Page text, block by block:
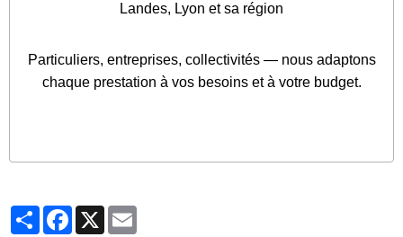
Landes, Lyon et sa région
Particuliers, entreprises, collectivités — nous adaptons
chaque prestation à vos besoins et à votre budget.
PartagerFacebook
X